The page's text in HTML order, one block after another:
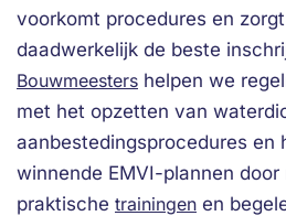
voorkomt procedures en
daadwerkelijk de beste
Bouwmeesters helpen we
met het opzetten van
aanbestedingsprocedures en
winnende EMVI-plannen door
praktische trainingen en